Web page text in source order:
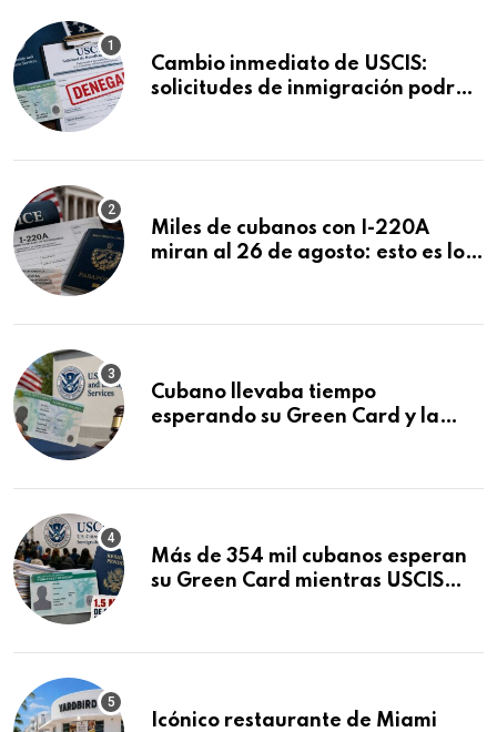
Cambio inmediato de USCIS:
solicitudes de inmigración podrán
Miles de cubanos con I-220A
miran al 26 de agosto: esto es lo
Cubano llevaba tiempo
esperando su Green Card y la
Más de 354 mil cubanos esperan
su Green Card mientras USCIS
Icónico restaurante de Miami